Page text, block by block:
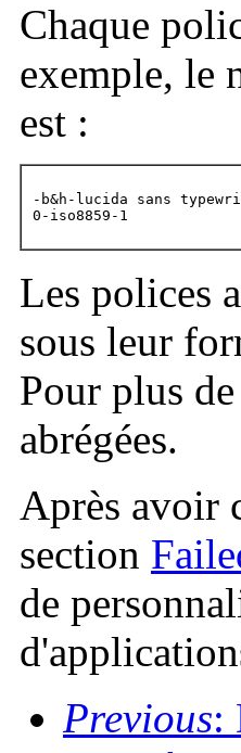
Chaque
exemple, le
est :
-b&h-lucida sans
0-iso8859-1
Les polices
sous leur
Pour plus
abrégées.
Après avoir
section
de
Previous: